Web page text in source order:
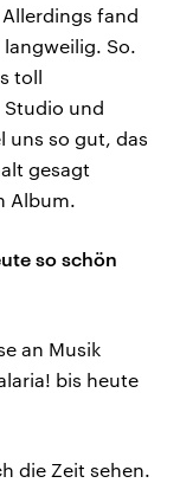
fand
So.
toll
und
uns so gut, das
gesagt
Album.
so schön
an Musik
bis heute
die Zeit sehen.